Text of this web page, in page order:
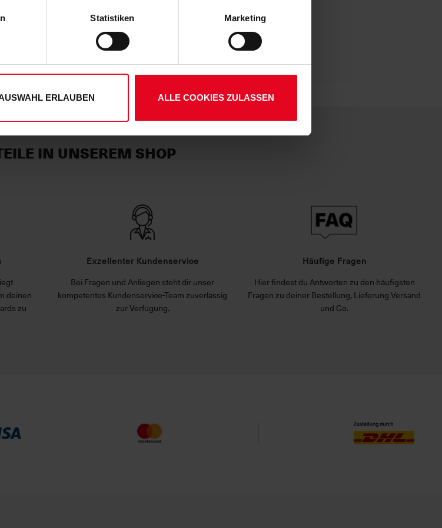
Zwecke gem. § 25 Abs. 1 TDDDG, Art. 6 Abs. 1 lit. a DSGVO
nur unbedingt erforderliche Cookies eingesetzt. Ihre etwaig erteilten
Statistiken Marketing
ERLAUBEN ALLE COOKIES ZULASSEN
Artikelnummer: 25-100258
Logistiknummer:
IN UNSEREM SHOP
deinen
zu
Exzellenter Kundenservice
Bei Fragen und Anliegen steht dir unser
kompetentes Kundenservice-Team zuverlässig
zur Verfügung.
Häufige Fragen
Hier findest du Antworten zu den häufigsten
Fragen zu deiner Bestellung, Lieferung Versand
und Co.